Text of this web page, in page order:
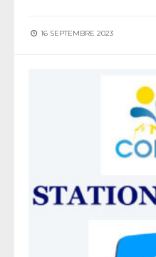
16 SEPTEMBRE 2023